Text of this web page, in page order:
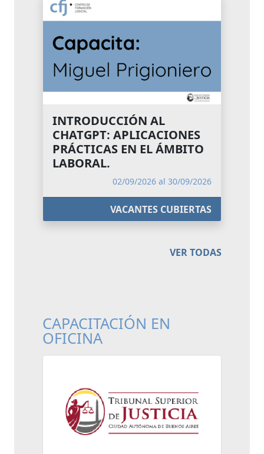
INTRODUCCIÓN AL
CHATGPT: APLICACIONES
PRÁCTICAS EN EL ÁMBITO
LABORAL.
02/09/2026 al 30/09/2026
VACANTES CUBIERTAS
VER TODAS
CAPACITACIÓN EN
OFICINA